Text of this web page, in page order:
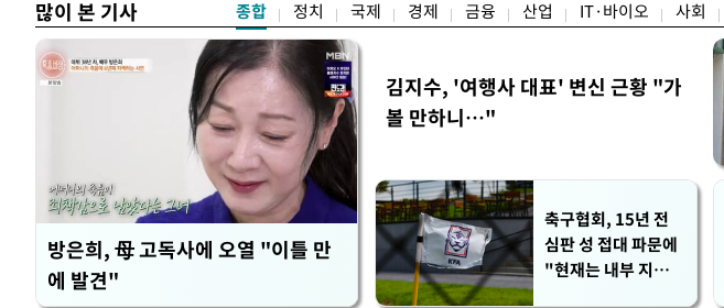
많이 본 기사 종합 정치 국제 경제 금융 산업 IT·바이오 사회
방은희, 母 고독사에 오열 "이틀 만
에 발견"
김지수, '여행사 대표' 변신 근황 "가
볼 만하니…"
축구협회, 15년 전
심판 성 접대 파문에
"현재는 내부 지침